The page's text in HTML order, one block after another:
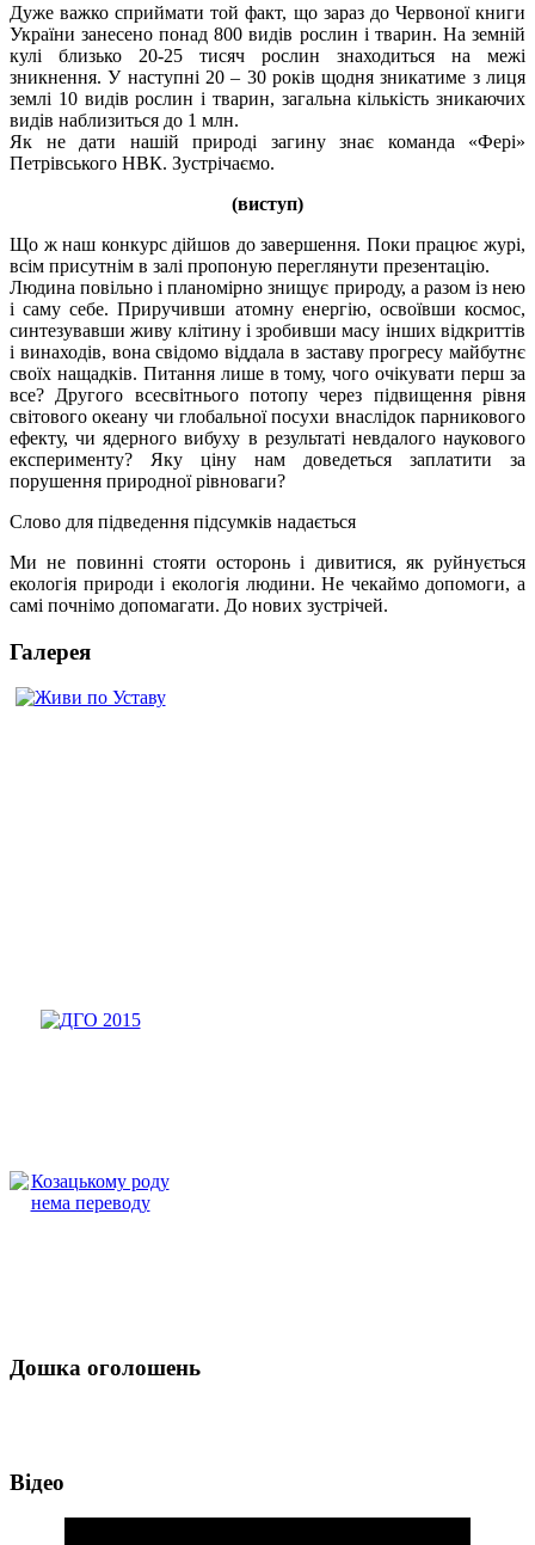
Дуже важко сприймати той факт, що зараз до Червоної книги
України занесено понад 800 видів рослин і тварин. На земній
кулі близько 20-25 тисяч рослин знаходиться на межі
зникнення. У наступні 20 – 30 років щодня зникатиме з лиця
землі 10 видів рослин і тварин, загальна кількість зникаючих
видів наблизиться до 1 млн.
Як не дати нашій природі загину знає команда «Фері»
Петрівського НВК. Зустрічаємо.
(виступ)
Що ж наш конкурс дійшов до завершення. Поки працює журі,
всім присутнім в залі пропоную переглянути презентацію.
Людина повільно і планомірно знищує природу, а разом із нею
і саму себе. Приручивши атомну енергію, освоївши космос,
синтезувавши живу клітину і зробивши масу інших відкриттів
і винаходів, вона свідомо віддала в заставу прогресу майбутнє
своїх нащадків. Питання лише в тому, чого очікувати перш за
все? Другого всесвітнього потопу через підвищення рівня
світового океану чи глобальної посухи внаслідок парникового
ефекту, чи ядерного вибуху в результаті невдалого наукового
експерименту? Яку ціну нам доведеться заплатити за
порушення природної рівноваги?
Слово для підведення підсумків надається
Ми не повинні стояти осторонь і дивитися, як руйнується
екологія природи і екологія людини. Не чекаймо допомоги, а
самі почнімо допомагати. До нових зустрічей.
Галерея
Дошка оголошень
Відео